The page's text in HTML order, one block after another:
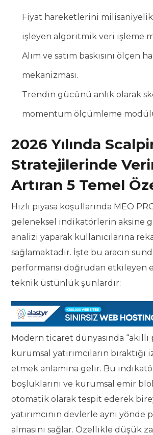
Fiyat hareketlerini
işleyen algoritmik veri işleme
Alım ve satım baskısını ölçen
mekanizması.
Trendin gücünü anlık olarak
momentum ölçümleme
2026 Yılında
Stratejilerinde
Artıran 5 Temel
Hızlı piyasa koşullarında MEO
geleneksel indikatörlerin aksine
analizi yaparak kullanıcılarına
sağlamaktadır. İşte bu aracın
performansı doğrudan etkileyen
teknik üstünlük şunlardır:
Modern ticaret dünyasında “akıllı
kurumsal yatırımcıların
etmek anlamına gelir. Bu
boşluklarını ve kurumsal emir
otomatik olarak tespit ederek
yatırımcının devlerle aynı yönde
almasını sağlar. Özellikle düşük